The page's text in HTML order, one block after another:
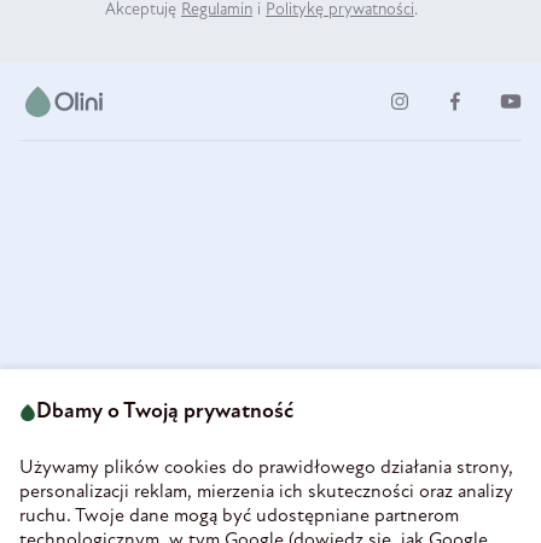
Akceptuję Regulamin i Politykę prywatności.
58-160 Świebodzice
REGON 890213034
INFORMACJE
Dbamy o Twoją prywatność
Używamy plików cookies do prawidłowego działania strony,
personalizacji reklam, mierzenia ich skuteczności oraz analizy
ruchu. Twoje dane mogą być udostępniane partnerom